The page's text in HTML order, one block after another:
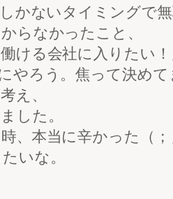
かないタイミングで無
らなかったこと、
ける会社に入りたい！
やろう。焦って決め
え、
した。
、本当に辛かった（；
いな。